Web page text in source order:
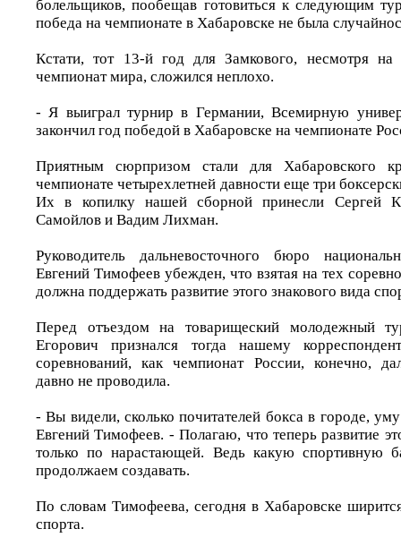
болельщиков, пообещав готовиться к следующим
победа на чемпионате в Хабаровске не была
Кстати, тот 13-й год для Замкового, несмотря
чемпионат мира, сложился неплохо.
- Я выиграл турнир в Германии, Всемирную
закончил год победой в Хабаровске на чемпионате
Приятным сюрпризом стали для Хабаровского
чемпионате четырехлетней давности еще три
Их в копилку нашей сборной принесли Сергей
Самойлов и Вадим Лихман.
Руководитель дальневосточного бюро
Евгений Тимофеев убежден, что взятая на тех
должна поддержать развитие этого знакового вида
Перед отъездом на товарищеский молодежный
Егорович признался тогда нашему
соревнований, как чемпионат России, конечно,
давно не проводила.
- Вы видели, сколько почитателей бокса в городе,
Евгений Тимофеев. - Полагаю, что теперь развитие
только по нарастающей. Ведь какую спортивную
продолжаем создавать.
По словам Тимофеева, сегодня в Хабаровске
спорта.